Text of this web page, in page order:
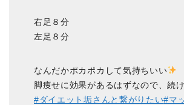
右足８分
左足８分
なんだかポカポカして気持ちいい
脚痩せに効果があるはずなので、続
#ダイエット垢さんと繋がりたい#マ